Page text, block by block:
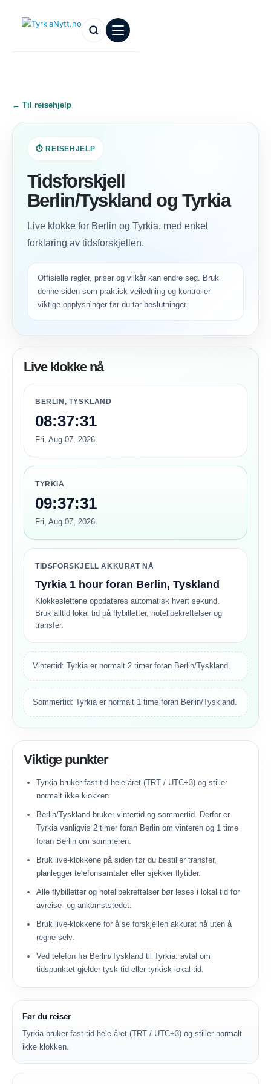
← Til reisehjelp
⏱️ REISEHJELP
Tidsforskjell
Berlin/Tyskland og Tyrkia
Live klokke for Berlin og Tyrkia, med enkel
forklaring av tidsforskjellen.
Offisielle regler, priser og vilkår kan endre seg. Bruk
denne siden som praktisk veiledning og kontroller
viktige opplysninger før du tar beslutninger.
Live klokke nå
BERLIN, TYSKLAND
08:37:31
Fri, Aug 07, 2026
TYRKIA
09:37:31
Fri, Aug 07, 2026
TIDSFORSKJELL AKKURAT NÅ
Tyrkia 1 hour foran Berlin, Tyskland
Klokkeslettene oppdateres automatisk hvert sekund.
Bruk alltid lokal tid på flybilletter, hotellbekreftelser og
transfer.
Vintertid: Tyrkia er normalt 2 timer foran Berlin/Tyskland.
Sommertid: Tyrkia er normalt 1 time foran Berlin/Tyskland.
Viktige punkter
Tyrkia bruker fast tid hele året (TRT / UTC+3) og stiller
normalt ikke klokken.
Berlin/Tyskland bruker vintertid og sommertid. Derfor er
Tyrkia vanligvis 2 timer foran Berlin om vinteren og 1 time
foran Berlin om sommeren.
Bruk live-klokkene på siden før du bestiller transfer,
planlegger telefonsamtaler eller sjekker flytider.
Alle flybilletter og hotellbekreftelser bør leses i lokal tid for
avreise- og ankomststedet.
Bruk live-klokkene for å se forskjellen akkurat nå uten å
regne selv.
Ved telefon fra Berlin/Tyskland til Tyrkia: avtal om
tidspunktet gjelder tysk tid eller tyrkisk lokal tid.
Før du reiser
Tyrkia bruker fast tid hele året (TRT / UTC+3) og stiller normalt
ikke klokken.